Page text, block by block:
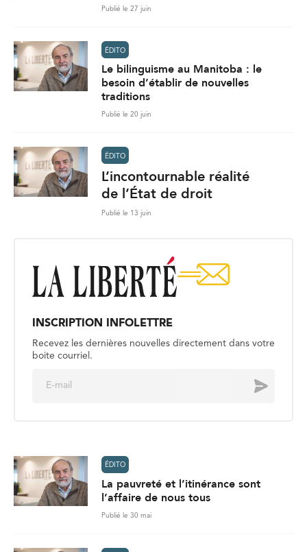
Publié le 27 juin
ÉDITO
Le bilinguisme au Manitoba : le
besoin d’établir de nouvelles
traditions
Publié le 20 juin
ÉDITO
L’incontournable réalité
de l’État de droit
Publié le 13 juin
INSCRIPTION INFOLETTRE
Recevez les dernières nouvelles directement dans votre
boite courriel.
Envoyer
ÉDITO
La pauvreté et l’itinérance sont
l’affaire de nous tous
Publié le 30 mai